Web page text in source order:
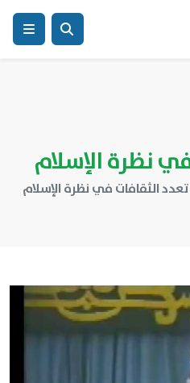
نظرة الإسلام
تعدد الثقافات في نظرة الإسلام